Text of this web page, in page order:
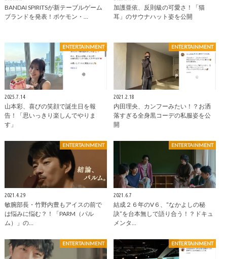
BANDAI SPIRITSが新テーブルゲーム
ブランドを発表！ポケモン・…
加護亜依、反則級の可愛さ！「猫
耳」のサウナハット姿を公開
ENTERTAINMENT
2025.7.14
山本彩、喜びの笑顔で誕生日を報
告！「思いっきり楽しんでやりま
す」
ENTERTAINMENT
2021.2.18
内田理央、カンフーみたい！？お洒
落すぎる全身黒コーデの私服姿を公
開
ENTERTAINMENT
2021.4.29
敏腕部長・竹野内豊もアイスの前で
は悩みに悩む？！「PARM（パル
ム）」の…
ENTERTAINMENT
2021.6.7
結成２６年のV６、“なかよしの秘
訣”を台本無しで語り合う！？ドキュ
メンタ…
ENTERTAINMENT ENTERTAINMENT